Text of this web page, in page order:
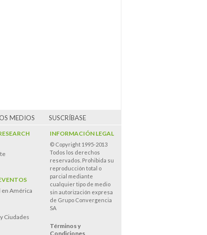
MEDIOS SUSCRÍBASE
en América
Ciudades
INFORMACIÓN LEGAL
© Copyright 1995-2013
Todos los derechos
reservados. Prohibida su
reproducción total o
parcial mediante
cualquier tipo de medio
sin autorización expresa
de Grupo Convergencia
SA
Términos y
Condiciones